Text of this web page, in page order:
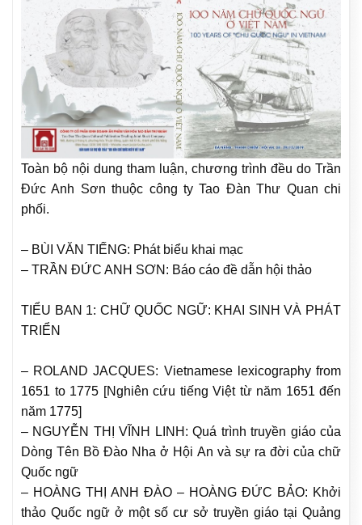
Toàn bộ nội dung tham luận, chương trình đều do Trần
Đức Anh Sơn thuộc công ty Tao Đàn Thư Quan chi
phối.
– BÙI VĂN TIẾNG: Phát biểu khai mạc
– TRẦN ĐỨC ANH SƠN: Báo cáo đề dẫn hội thảo
TIỂU BAN 1: CHỮ QUỐC NGỮ: KHAI SINH VÀ PHÁT
TRIỂN
– ROLAND JACQUES: Vietnamese lexicography from
1651 to 1775 [Nghiên cứu tiếng Việt từ năm 1651 đến
năm 1775]
– NGUYỄN THỊ VĨNH LINH: Quá trình truyền giáo của
Dòng Tên Bồ Đào Nha ở Hội An và sự ra đời của chữ
Quốc ngữ
– HOÀNG THỊ ANH ĐÀO – HOÀNG ĐỨC BẢO: Khởi
thảo Quốc ngữ ở một số cư sở truyền giáo tại Quảng